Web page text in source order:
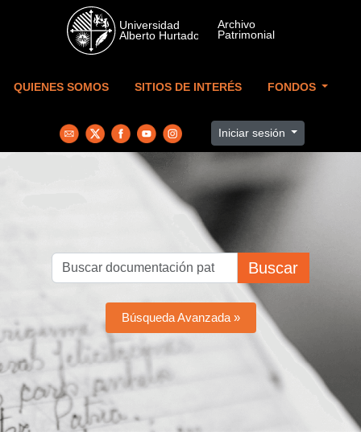
Skip to main content
QUIENES SOMOS SITIOS DE INTERÉS FONDOS
Iniciar sesión
Buscar
Búsqueda Avanzada »